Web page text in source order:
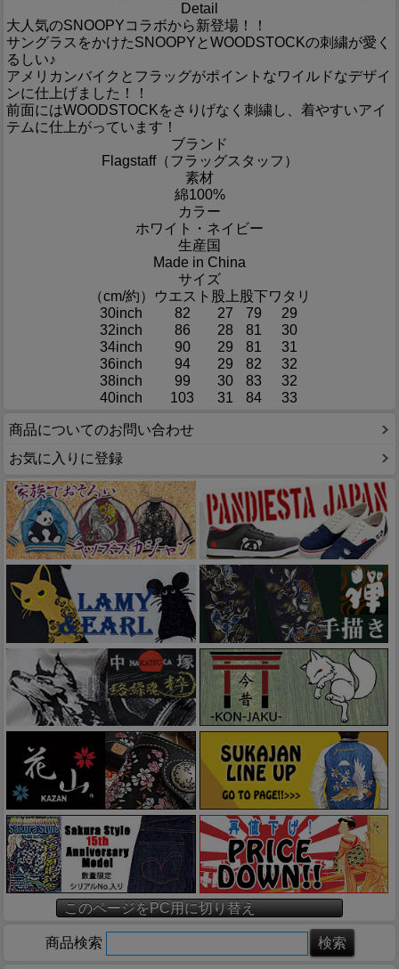
Detail
大人気のSNOOPYコラボから新登場！！
サングラスをかけたSNOOPYとWOODSTOCKの刺繍が愛く
るしい♪
アメリカンバイクとフラッグがポイントなワイルドなデザイ
ンに仕上げました！！
前面にはWOODSTOCKをさりげなく刺繍し、着やすいアイ
テムに仕上がっています！
ブランド
Flagstaff（フラッグスタッフ）
素材
綿100%
カラー
ホワイト・ネイビー
生産国
Made in China
サイズ
（cm/約）
ウエスト 股上股下 ワタリ
30inch
82 27 79
29
32inch
86 28 81
30
34inch
90 29 81
31
36inch
94 29 82
32
38inch
99 30 83
32
40inch
103 31 84 33
商品についてのお問い合わせ
お気に入りに登録
このページをPC用に切り替え
商品検索